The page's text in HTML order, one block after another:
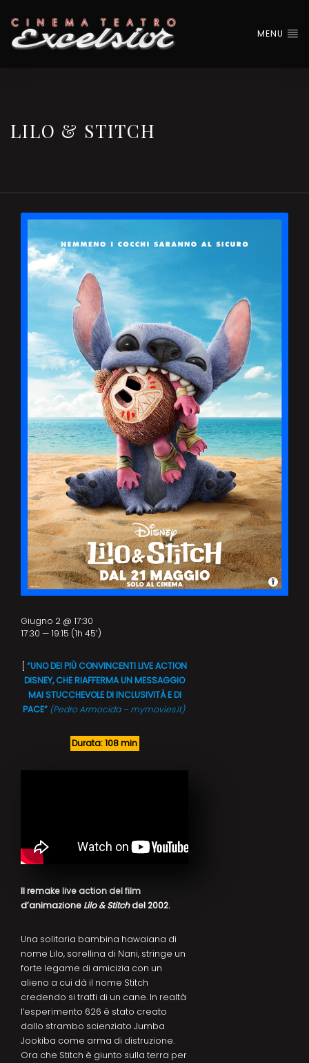
MENU
LILO & STITCH
“UNO DEI PIÙ CONVINCENTI LIVE ACTION
DISNEY, CHE RIAFFERMA UN MESSAGGIO
MAI STUCCHEVOLE DI INCLUSIVITÀ E DI
PACE” (Pedro Armocida – mymovies.it)
Durata: 108 min
Il remake live action del film
d’animazione Lilo & Stitchdel 2002.
Una solitaria bambina hawaiana di
nome Lilo, sorellina di Nani, stringe un
forte legame di amicizia con un
alieno a cui dà il nome Stitch
credendo si tratti di un cane. In realtà
l’esperimento 626 è stato creato
dallo strambo scienziato Jumba
Jookiba come arma di distruzione.
Ora che Stitch è giunto sulla terra per
Giugno 2 @ 17:30
17:30 — 19:15 (1h 45′)